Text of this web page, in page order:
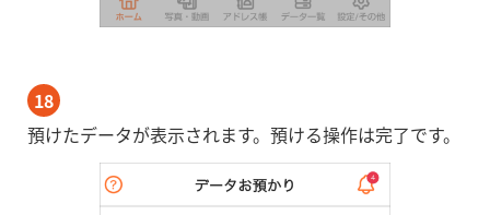
18
預けたデータが表示されます。預ける操作は完了です。